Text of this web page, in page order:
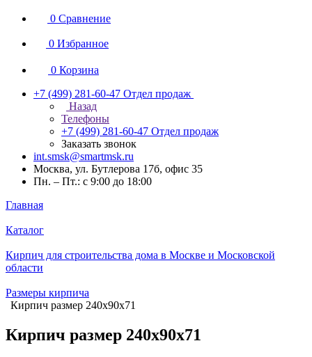
0 Сравнение
0 Избранное
0 Корзина
+7 (499) 281-60-47 Отдел продаж
Назад
Телефоны
+7 (499) 281-60-47 Отдел продаж
Заказать звонок
int.smsk@smartmsk.ru
Москва, ул. Бутлерова 17б, офис 35
Пн. – Пт.: с 9:00 до 18:00
Главная
Каталог
Кирпич для строительства дома в Москве и Московской
области
Размеры кирпича
Кирпич размер 240х90х71
Кирпич размер 240х90х71